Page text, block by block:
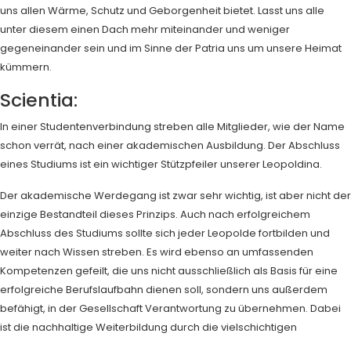
uns allen Wärme, Schutz und Geborgenheit bietet. Lasst uns alle
unter diesem einen Dach mehr miteinander und weniger
gegeneinander sein und im Sinne der Patria uns um unsere Heimat
kümmern.
Scientia:
In einer Studentenverbindung streben alle Mitglieder, wie der Name
schon verrät, nach einer akademischen Ausbildung. Der Abschluss
eines Studiums ist ein wichtiger Stützpfeiler unserer Leopoldina.
Der akademische Werdegang ist zwar sehr wichtig, ist aber nicht der
einzige Bestandteil dieses Prinzips. Auch nach erfolgreichem
Abschluss des Studiums sollte sich jeder Leopolde fortbilden und
weiter nach Wissen streben. Es wird ebenso an umfassenden
Kompetenzen gefeilt, die uns nicht ausschließlich als Basis für eine
erfolgreiche Berufslaufbahn dienen soll, sondern uns außerdem
befähigt, in der Gesellschaft Verantwortung zu übernehmen. Dabei
ist die nachhaltige Weiterbildung durch die vielschichtigen